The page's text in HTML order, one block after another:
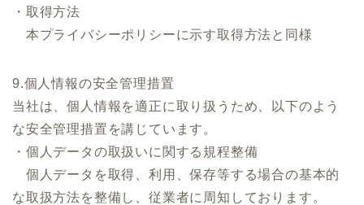
・取得方法
本プライバシーポリシーに示す取得方法と同様
9.個人情報の安全管理措置
当社は、個人情報を適正に取り扱うため、以下のよう
な安全管理措置を講じています。
・個人データの取扱いに関する規程整備
個人データを取得、利用、保存等する場合の基本的
な取扱方法を整備し、従業者に周知しております。